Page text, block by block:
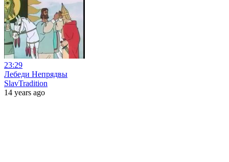
23:29
Лебеди Непрядвы
SlavTradition
14 years ago